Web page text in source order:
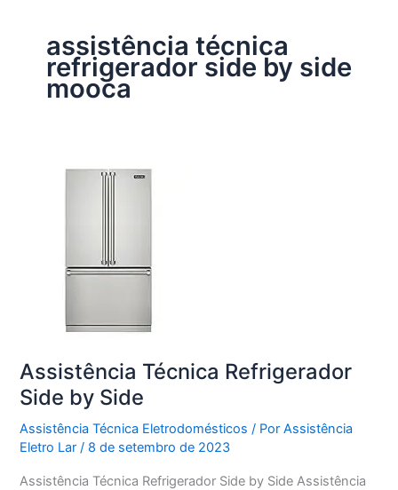
assistência técnica
refrigerador side by side
mooca
Assistência Técnica Refrigerador
Side by Side
Assistência Técnica Eletrodomésticos / PorAssistência
Eletro Lar/ 8 de setembro de 2023
Assistência Técnica Refrigerador Side by Side Assistência